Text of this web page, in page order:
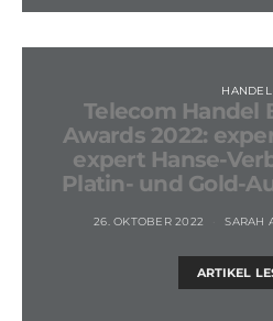
HANDEL
Telecom Handel
Awards 2022:
expert Hanse-
Platin- und Gold-
26. OKTOBER 2022 SARAH
ARTIKEL